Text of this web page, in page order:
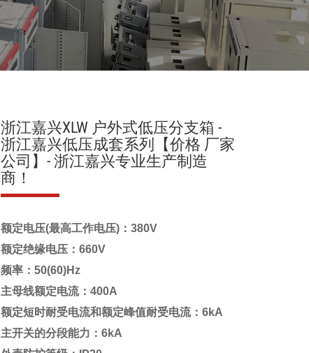
浙江嘉兴XLW 户外式低压分支箱 -
浙江嘉兴低压成套系列【价格 厂家
公司】- 浙江嘉兴专业生产制造
商！
额定电压(最高工作电压)：380V
额定绝缘电压：660V
频率：50(60)Hz
主母线额定电流：400A
额定短时耐受电流和额定峰值耐受电流：6kA
主开关的分段能力：6kA